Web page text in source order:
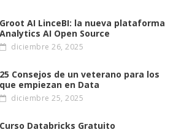
Groot AI LinceBI: la nueva plataforma
Analytics AI Open Source
diciembre 26, 2025
25 Consejos de un veterano para los
que empiezan en Data
diciembre 25, 2025
Curso Databricks Gratuito